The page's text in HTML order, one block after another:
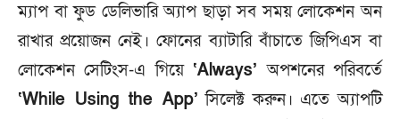
ম্যাপ বা ফুড ডেলিভারি অ্যাপ ছাড়া সব সময় লোকেশন অন
রাখার প্রয়োজন নেই। ফোনের ব্যাটারি বাঁচাতে জিপিএস বা
লোকেশন সেটিংস-এ গিয়ে ‘Always’ অপশনের পরিবর্তে
‘While Using the App’ সিলেক্ট করুন। এতে অ্যাপটি